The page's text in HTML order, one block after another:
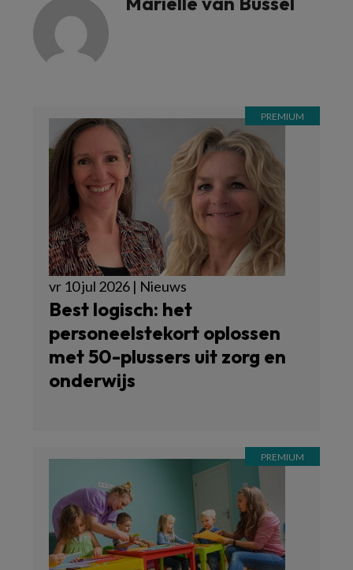
vr 10 jul 2026 | Nieuws
Best logisch: het
personeelstekort oplossen
met 50-plussers uit zorg en
onderwijs